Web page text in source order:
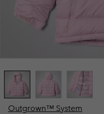
Outgrown™ System